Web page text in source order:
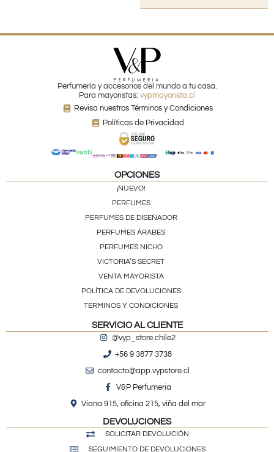
Perfumería y accesorios del mundo a tu casa.
Para mayoristas: vypmayorista.cl
Revisa nuestros Términos y Condiciones
Políticas de Privacidad
OPCIONES
¡NUEVO!
PERFUMES
PERFUMES DE DISEÑADOR
PERFUMES ÁRABES
PERFUMES NICHO
VICTORIA’S SECRET
VENTA MAYORISTA
POLÍTICA DE DEVOLUCIONES
TÉRMINOS Y CONDICIONES
SERVICIO AL CLIENTE
@vyp_store.chile2
+56 9 3877 3738
contacto@app.vypstore.cl
V&P Perfumeria
Viana 915, oficina 215, viña del mar
DEVOLUCIONES
SOLICITAR DEVOLUCIÓN
SEGUIMIENTO DE DEVOLUCIONES